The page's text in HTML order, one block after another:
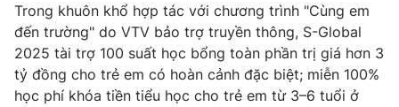
Trong khuôn khổ hợp tác với chương trình "Cùng em
đến trường" do VTV bảo trợ truyền thông, S-Global
2025 tài trợ 100 suất học bổng toàn phần trị giá hơn 3
tỷ đồng cho trẻ em có hoàn cảnh đặc biệt; miễn 100%
học phí khóa tiền tiểu học cho trẻ em từ 3–6 tuổi ở